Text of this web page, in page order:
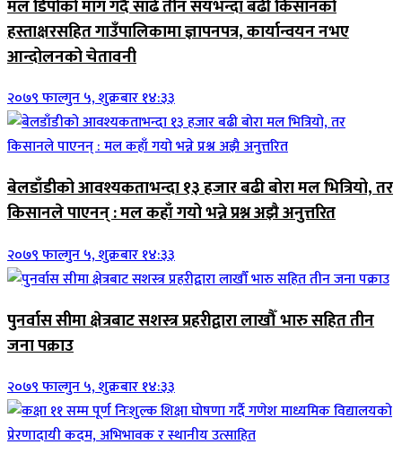
मल डिपोको माग गर्दै साढे तीन सयभन्दा बढी किसानको
हस्ताक्षरसहित गाउँपालिकामा ज्ञापनपत्र, कार्यान्वयन नभए
आन्दोलनको चेतावनी
२०७९ फाल्गुन ५, शुक्रबार १४:३३
बेलडाँडीको आवश्यकताभन्दा १३ हजार बढी बोरा मल भित्रियो, तर
किसानले पाएनन् : मल कहाँ गयो भन्ने प्रश्न अझै अनुत्तरित
२०७९ फाल्गुन ५, शुक्रबार १४:३३
पुनर्वास सीमा क्षेत्रबाट सशस्त्र प्रहरीद्वारा लाखौँ भारु सहित तीन
जना पक्राउ
२०७९ फाल्गुन ५, शुक्रबार १४:३३